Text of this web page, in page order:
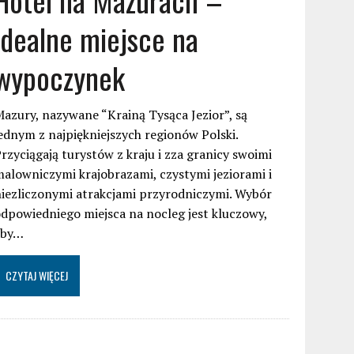
miejsce na
nazywane “Krainą Tysąca Jezior”, są
z najpiękniejszych regionów Polski.
turystów z kraju i zza granicy swoimi
krajobrazami, czystymi jeziorami i
atrakcjami przyrodniczymi. Wybór
miejsca na nocleg jest kluczowy,
CZYTAJ WIĘCEJ